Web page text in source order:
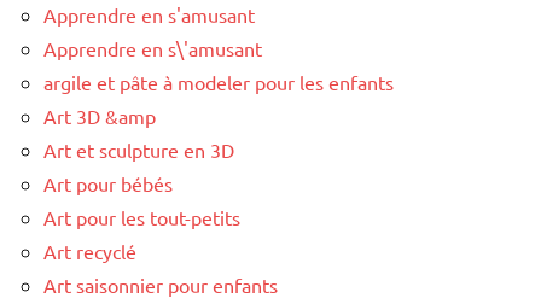
Apprendre en s'amusant
Apprendre en s\'amusant
argile et pâte à modeler pour les enfants
Art 3D &amp
Art et sculpture en 3D
Art pour bébés
Art pour les tout-petits
Art recyclé
Art saisonnier pour enfants